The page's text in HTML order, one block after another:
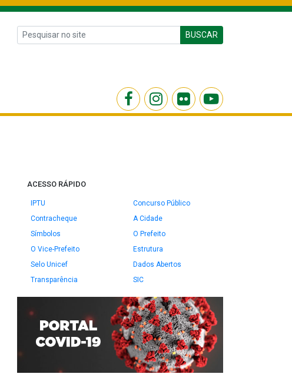
BUSCAR
ACESSO RÁPIDO
IPTU
Concurso Público
Contracheque
A Cidade
Símbolos
O Prefeito
O Vice-Prefeito
Estrutura
Selo Unicef
Dados Abertos
Transparência
SIC